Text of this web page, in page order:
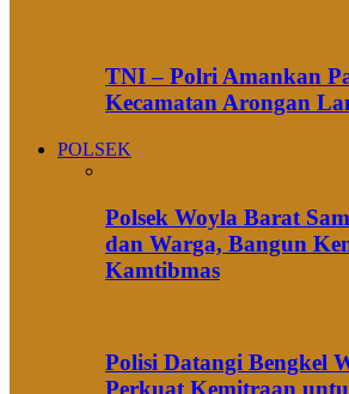
TNI – Polri Amankan
Kecamatan Arongan
POLSEK
Polsek Woyla Barat
dan Warga, Bangun
Kamtibmas
Polisi Datangi Bengkel
Perkuat Kemitraan